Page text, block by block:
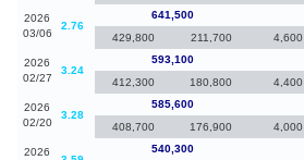
2026
03/06
2.76
641,500
429,800
211,700 4,600
2026
02/27
3.24
593,100
412,300
180,800 4,400
2026
02/20
3.28
585,600
408,700
176,900 4,000
2026 540,300